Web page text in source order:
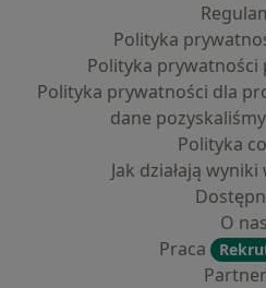
Polityka
Polityka
Polityka prywatności dla
dane
Polityka
Jak działają
O nas
Praca